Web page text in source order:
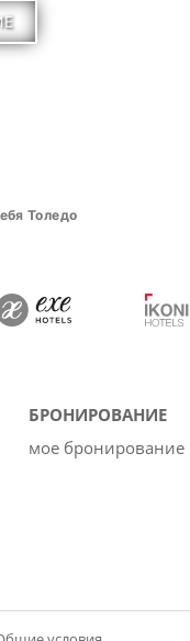
Толедо
БРОНИРОВАНИЕ
мое бронирование